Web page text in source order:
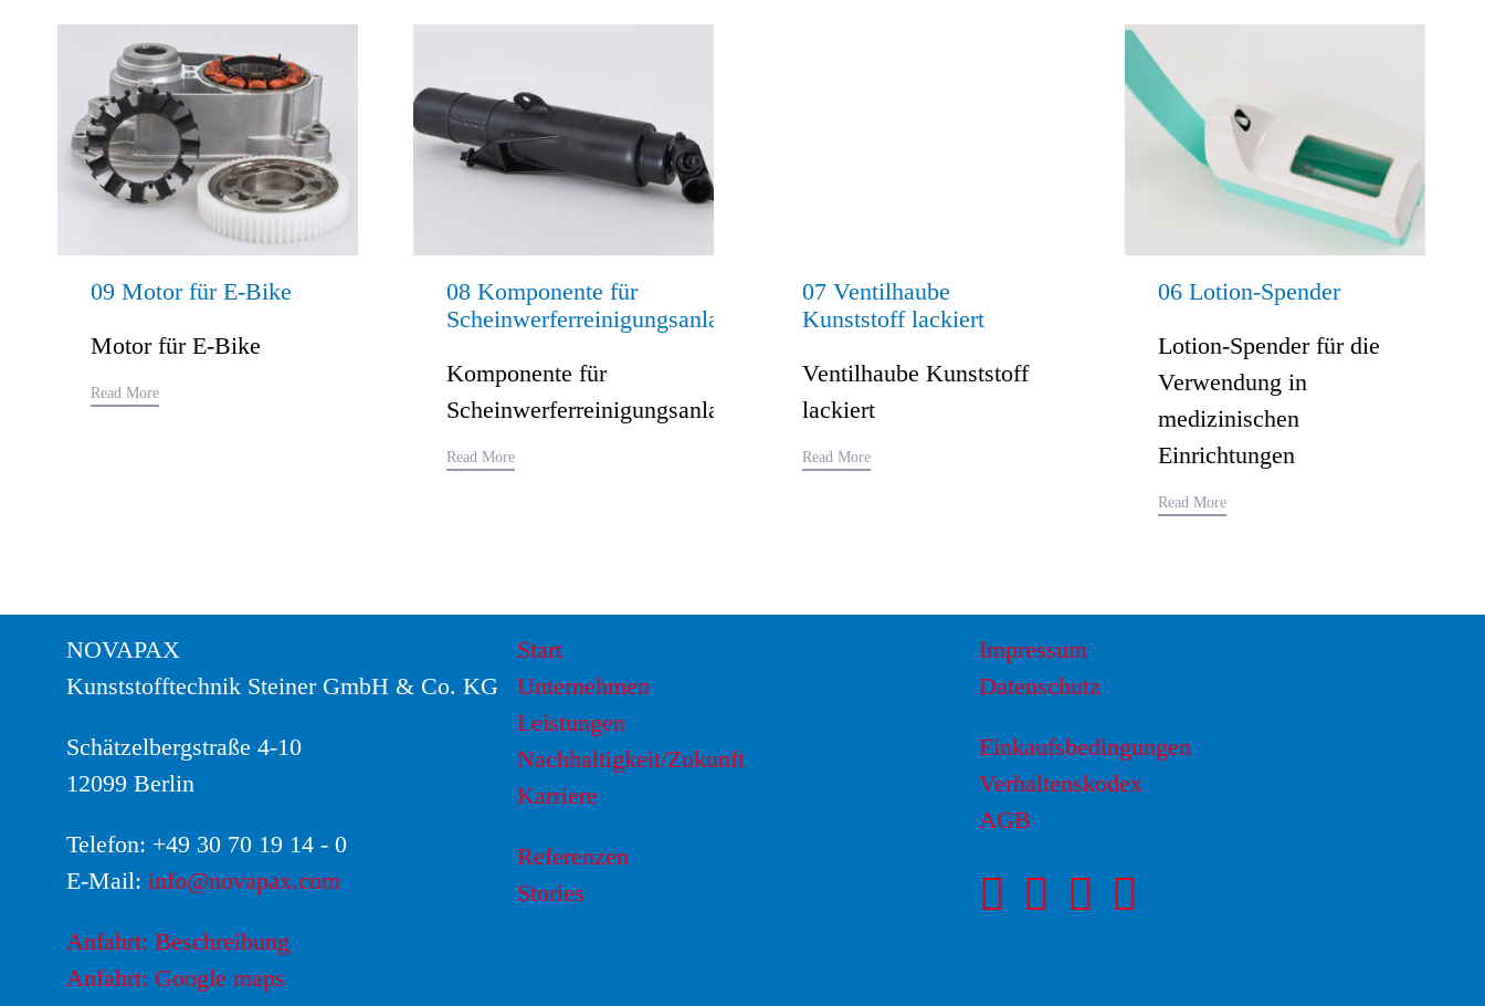
09 Motor für E-Bike
Motor für E-Bike
Read More
08 Komponente für
Scheinwerferreinigungsanlage
Komponente für
Scheinwerferreinigungsanlage
Read More
07 Ventilhaube
Kunststoff lackiert
Ventilhaube Kunststoff
lackiert
Read More
06 Lotion-Spender
Lotion-Spender für die
Verwendung in
medizinischen
Einrichtungen
Read More
NOVAPAX
Kunststofftechnik Steiner GmbH & Co. KG
Schätzelbergstraße 4-10
12099 Berlin
Telefon: +49 30 70 19 14 - 0
E-Mail: info@novapax.com
Anfahrt: Beschreibung
Anfahrt: Google maps
Start
Unternehmen
Leistungen
Nachhaltigkeit/Zukunft
Karriere
Referenzen
Stories
Impressum
Datenschutz
Einkaufsbedingungen
Verhaltenskodex
AGB